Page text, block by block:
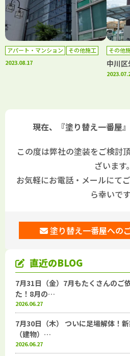
アパート・マンション
その他施工
外壁塗装
2023.08.17
その他
中川
現在、『塗り替え一番屋
この度は弊社の塗装をご検討
ざいます。
お気軽にお電話・メールにて
ら幸いです
塗り替え一番屋への
直近のBLOG
7月31日（金）7月もたくさんのご
た！8月の…
2026.06.27
7月30日（木） ついに足場解体！
（建物）…
2026.06.27